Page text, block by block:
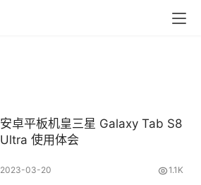
安卓平板机皇三星 Galaxy Tab S8
Ultra 使用体会
2023-03-20 1.1K